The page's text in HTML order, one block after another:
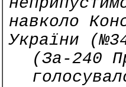
навколо
України
(За-240